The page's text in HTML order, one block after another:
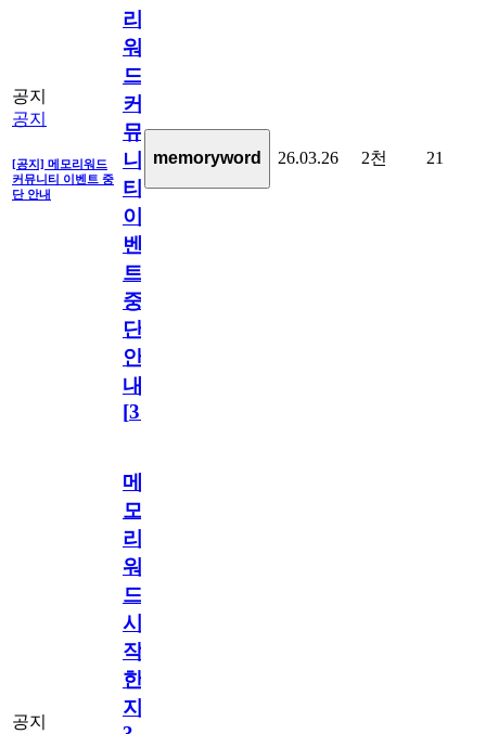
공지
공지
[공지] 메모리워드
커뮤니티 이벤트 중
단 안내
리
워
드
커
뮤
니
티
이
벤
트
중
단
안
내
[31
memoryword 26.03.26 2천 21
공지
메
모
리
워
드
시
작
한
지